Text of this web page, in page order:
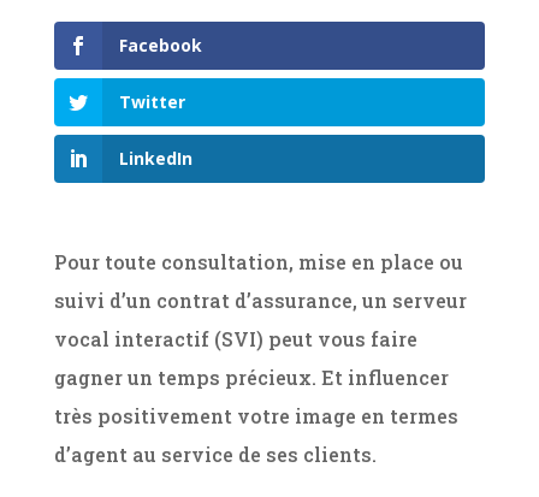
Facebook
Twitter
LinkedIn
Pour toute consultation, mise en place ou
suivi d’un contrat d’assurance, un serveur
vocal interactif (SVI) peut vous faire
gagner un temps précieux. Et influencer
très positivement votre image en termes
d’agent au service de ses clients.